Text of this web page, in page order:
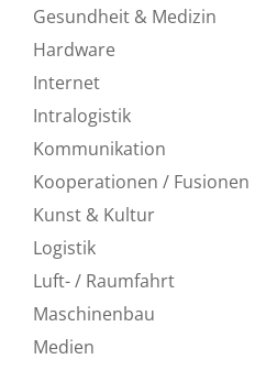
Gesundheit & Medizin
Hardware
Internet
Intralogistik
Kommunikation
Kooperationen / Fusionen
Kunst & Kultur
Logistik
Luft- / Raumfahrt
Maschinenbau
Medien